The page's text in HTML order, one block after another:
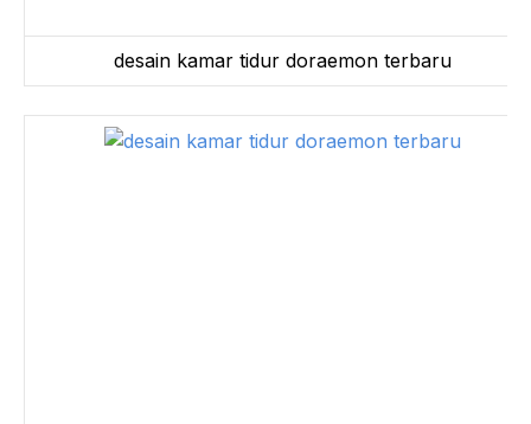
desain kamar tidur doraemon terbaru